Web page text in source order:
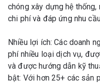
chóng xây dựng hệ
chi phí và đáp ứng nhu
Nhiều lợi ích: Các doanh
phí nhiều loại dịch vụ,
và được hướng dẫn kỹ
bật: Với hơn 25+ các sản